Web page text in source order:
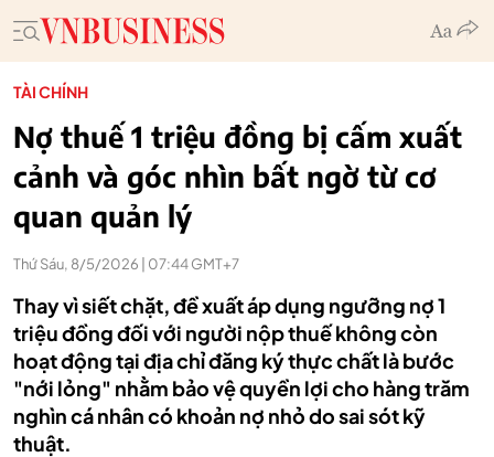
TÀI CHÍNH
Nợ thuế 1 triệu đồng bị cấm xuất
cảnh và góc nhìn bất ngờ từ cơ
quan quản lý
Thứ Sáu, 8/5/2026 | 07:44 GMT+7
Thay vì siết chặt, đề xuất áp dụng ngưỡng nợ 1
triệu đồng đối với người nộp thuế không còn
hoạt động tại địa chỉ đăng ký thực chất là bước
"nới lỏng" nhằm bảo vệ quyền lợi cho hàng trăm
nghìn cá nhân có khoản nợ nhỏ do sai sót kỹ
thuật.